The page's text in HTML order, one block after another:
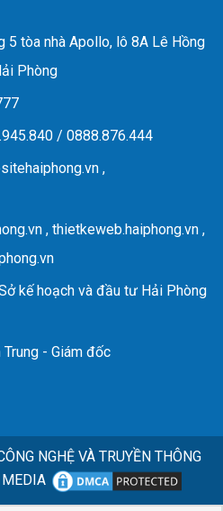
5 tòa nhà Apollo, lô 8A Lê Hồng
Phòng
/ 0888.876.444
,
, thietkeweb.haiphong.vn ,
kế hoạch và đầu tư Hải Phòng
Trung - Giám đốc
NGHỆ VÀ TRUYỀN THÔNG
MEDIA